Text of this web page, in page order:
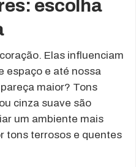
escolha
Elas influenciam
espaço e até nossa
maior? Tons
cinza suave são
um ambiente mais
tons terrosos e quentes